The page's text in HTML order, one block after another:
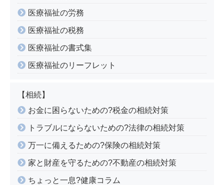
医療福祉の労務
医療福祉の税務
医療福祉の書式集
医療福祉のリーフレット
【相続】
お金に困らないための?税金の相続対策
トラブルにならないための?法律の相続対策
万一に備えるための?保険の相続対策
家と財産を守るための?不動産の相続対策
ちょっと一息?健康コラム